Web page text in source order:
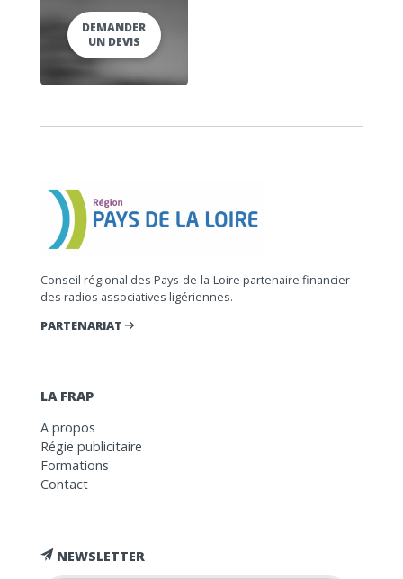
DEMANDER
UN DEVIS
Conseil régional des Pays-de-la-Loire partenaire financier
des radios associatives ligériennes.
PARTENARIAT
LA FRAP
A propos
Régie publicitaire
Formations
Contact
NEWSLETTER